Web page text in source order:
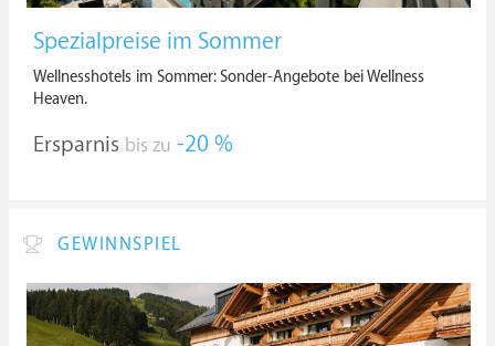
Spezialpreise im Sommer
Wellnesshotels im Sommer: Sonder-Angebote bei Wellness
Heaven.
Ersparnis bis zu -20 %
GEWINNSPIEL